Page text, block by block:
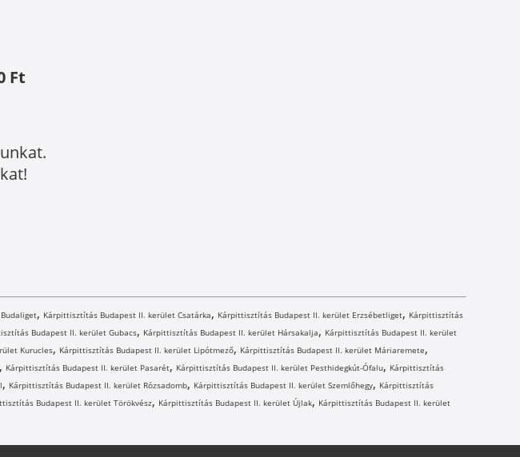
Ft
, Kárpittisztítás Budapest II. kerület Csatárka, Kárpittisztítás Budapest II. kerület Erzsébetliget, Kárpittisztítás
Budapest II. kerület Gubacs, Kárpittisztítás Budapest II. kerület Hársakalja, Kárpittisztítás Budapest II. kerület
Kurucles, Kárpittisztítás Budapest II. kerület Lipótmező, Kárpittisztítás Budapest II. kerület Máriaremete,
, Kárpittisztítás Budapest II. kerület Pasarét, Kárpittisztítás Budapest II. kerület Pesthidegkút-Ófalu, Kárpittisztítás
, Kárpittisztítás Budapest II. kerület Rózsadomb, Kárpittisztítás Budapest II. kerület Szemlőhegy, Kárpittisztítás
Budapest II. kerület Törökvész, Kárpittisztítás Budapest II. kerület Újlak, Kárpittisztítás Budapest II. kerület